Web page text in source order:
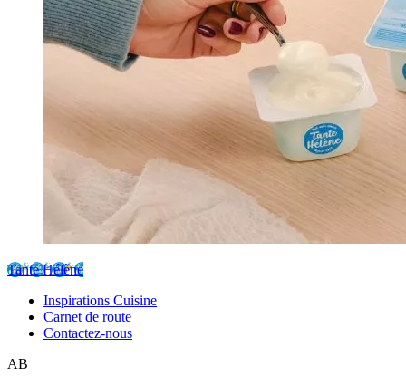
Tante Hélène
Inspirations Cuisine
Carnet de route
Contactez-nous
AB